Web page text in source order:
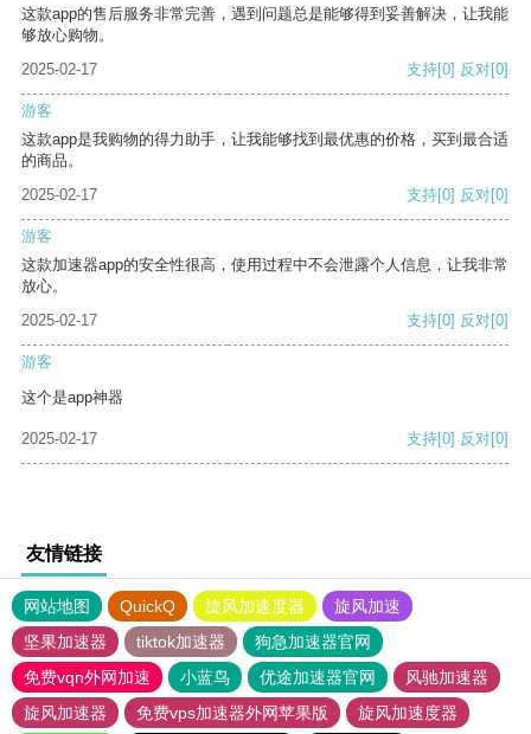
这款app的售后服务非常完善，遇到问题总是能够得到妥善解决，让我能
够放心购物。
2025-02-17
支持[0] 反对[0]
游客
这款app是我购物的得力助手，让我能够找到最优惠的价格，买到最合适
的商品。
2025-02-17
支持[0] 反对[0]
游客
这款加速器app的安全性很高，使用过程中不会泄露个人信息，让我非常
放心。
2025-02-17
支持[0] 反对[0]
游客
这个是app神器
2025-02-17 支持[0] 反对[0]
友情链接
网站地图 QuickQ 旋风加速度器
旋风加速
坚果加速器
tiktok加速器
狗急加速器官网
免费vqn外网加速
小蓝鸟 优途加速器官网
风驰加速器
旋风加速器
免费vps加速器外网苹果版 旋风加速度器